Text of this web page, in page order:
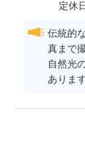
定休
伝統的
真まで
自然光
あります